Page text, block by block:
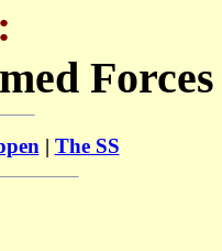
Forces
| The SS